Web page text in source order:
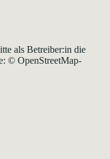
als Betreiber:in die
© OpenStreetMap-